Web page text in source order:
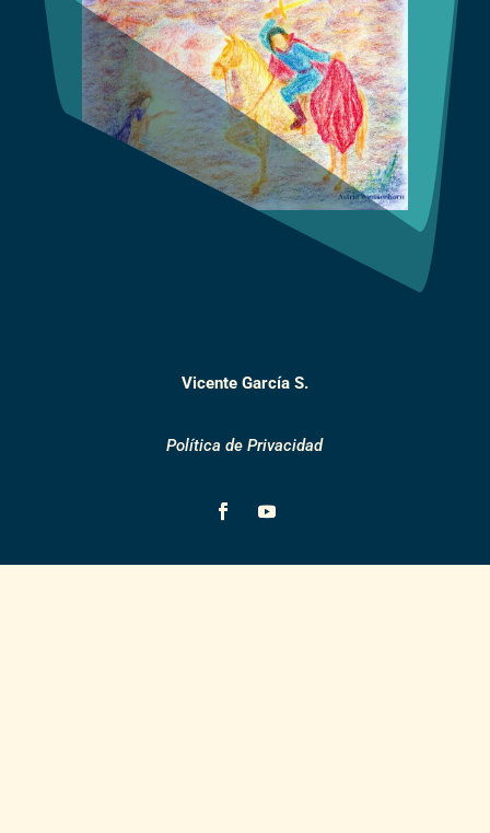
Vicente García S.
Política de Privacidad